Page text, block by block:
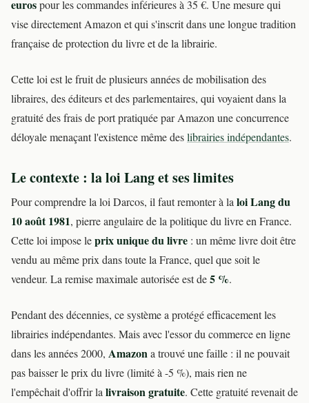
eurospour les commandes inférieures à 35 €. Une mesure qui
vise directement Amazon et qui s'inscrit dans une longue tradition
française de protection du livre et de la librairie.
Cette loi est le fruit de plusieurs années de mobilisation des
libraires, des éditeurs et des parlementaires, qui voyaient dans la
gratuité des frais de port pratiquée par Amazon une concurrence
déloyale menaçant l'existence même deslibrairies indépendantes.
Le contexte : la loi Lang et ses limites
Pour comprendre la loi Darcos, il faut remonter à laloi Lang du
10 août 1981, pierre angulaire de la politique du livre en France.
Cette loi impose leprix unique du livre : un même livre doit être
vendu au même prix dans toute la France, quel que soit le
vendeur. La remise maximale autorisée est de5 %.
Pendant des décennies, ce système a protégé efficacement les
librairies indépendantes. Mais avec l'essor du commerce en ligne
dans les années 2000, Amazona trouvé une faille : il ne pouvait
pas baisser le prix du livre (limité à -5 %), mais rien ne
l'empêchait d'offrir lalivraison gratuite. Cette gratuité revenait de